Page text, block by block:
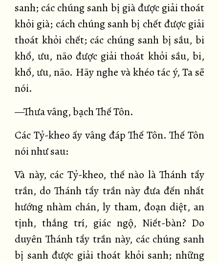
sanh; các chúng sanh bị già được giải thoát
khỏi già; cách chúng sanh bị chết được giải
thoát khỏi chết; các chúng sanh bị sầu, bi
khổ, ưu, não được giải thoát khỏi sầu, bi,
khổ, ưu, não. Hãy nghe và khéo tác ý, Ta sẽ
nói.
—Thưa vâng, bạch Thế Tôn.
Các Tỷ-kheo ấy vâng đáp Thế Tôn. Thế Tôn
nói như sau:
Và này, các Tỷ-kheo, thế nào là Thánh tẩy
trần, do Thánh tẩy trần này đưa đến nhất
hướng nhàm chán, ly tham, đoạn diệt, an
tịnh, thắng trí, giác ngộ, Niết-bàn? Do
duyên Thánh tẩy trần này, các chúng sanh
bị sanh được giải thoát khỏi sanh; những